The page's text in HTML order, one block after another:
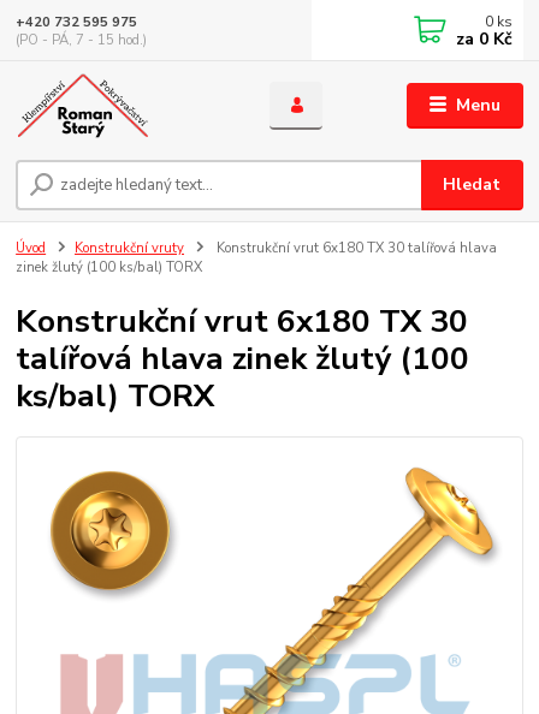
Menu
Hledat
+420 732 595 975
(PO - PÁ, 7 - 15 hod.)
0 ks
za 0 Kč
Úvod Konstrukční vruty
Konstrukční vrut 6x180 TX 30 talířová hlava
zinek žlutý (100 ks/bal) TORX
Konstrukční vrut 6x180 TX 30
talířová hlava zinek žlutý (100
ks/bal) TORX